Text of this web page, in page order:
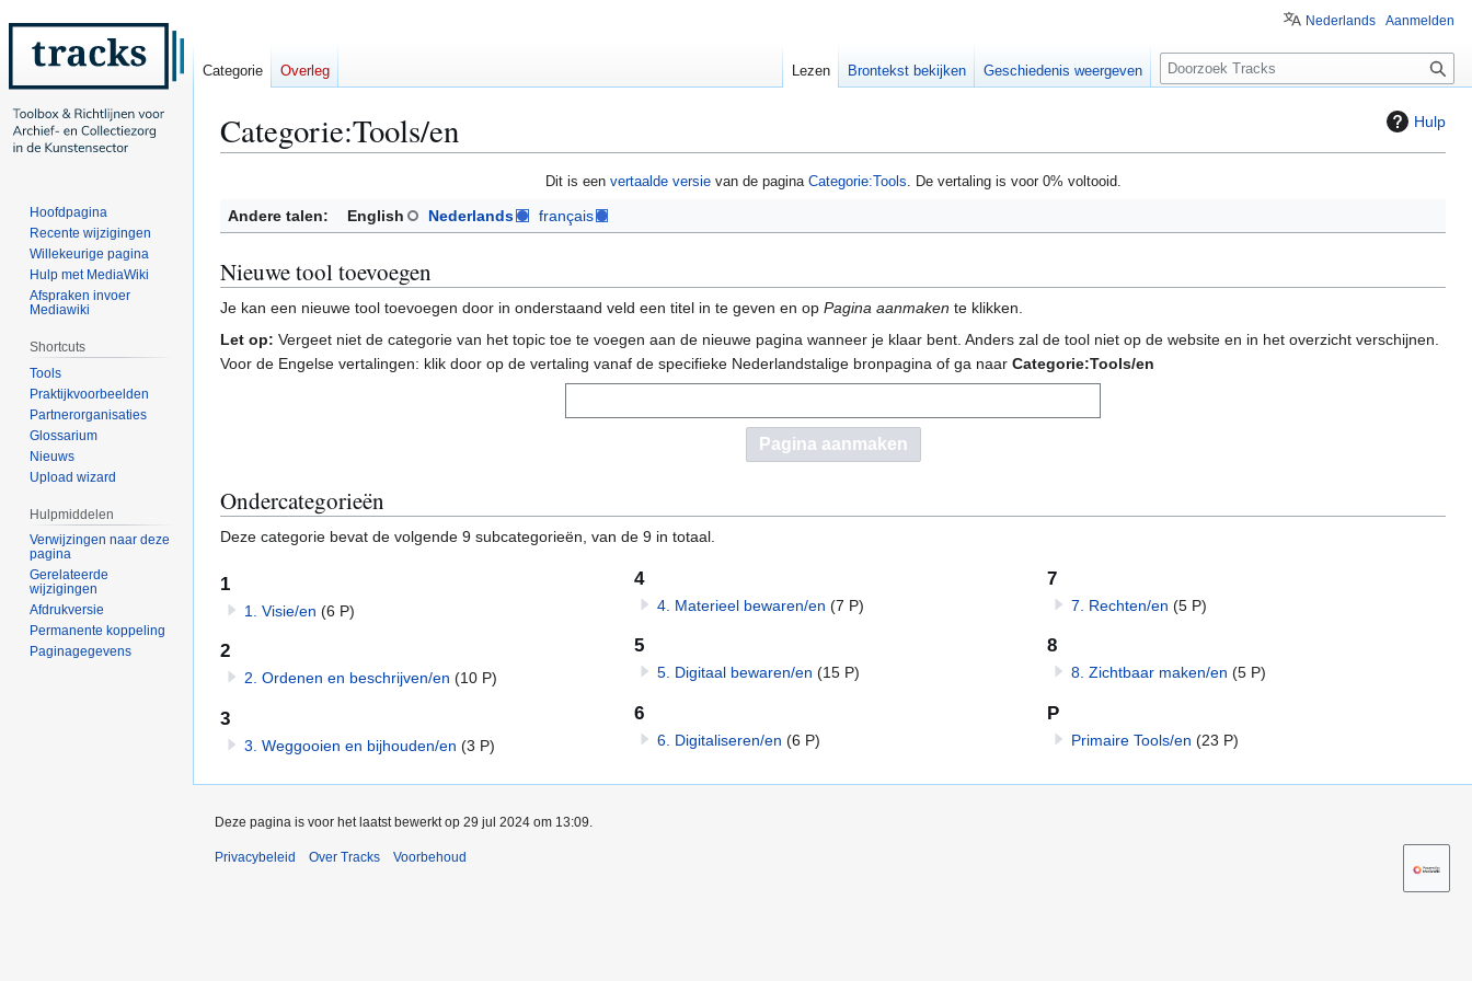
Hulp
Categorie:Tools/en
navigatie
springen
zoeken
springen
Dit is een vertaalde versievan de pagina Categorie:Tools. De vertaling is voor 0% voltooid.
Andere talen: English Nederlands français
Nieuwe tool toevoegen
Je kan een nieuwe tool toevoegen door in onderstaand veld een titel in te geven en op Pagina aanmaken te klikken.
Let op: Vergeet niet de categorie van het topic toe te voegen aan de nieuwe pagina wanneer je klaar bent. Anders zal de tool niet op de website en in het overzicht verschijnen.
Voor de Engelse vertalingen: klik door op de vertaling vanaf de specifieke Nederlandstalige bronpagina of ga naar Categorie:Tools/en
Ondercategorieën
Deze categorie bevat de volgende 9 subcategorieën, van de 9 in totaal.
1
1. Visie/en (6 P)
2
2. Ordenen en beschrijven/en (10 P)
3
3. Weggooien en bijhouden/en (3 P)
4
4. Materieel bewaren/en (7 P)
5
5. Digitaal bewaren/en (15 P)
6
6. Digitaliseren/en (6 P)
7
7. Rechten/en (5 P)
8
8. Zichtbaar maken/en (5 P)
P
Primaire Tools/en (23 P)
Nederlands Aanmelden
Categorie Overleg Lezen Brontekst bekijken Geschiedenis weergeven
Z
o
e
Hoofdpagina
Recente wijzigingen
Willekeurige pagina
Hulp met MediaWiki
Afspraken invoer
Mediawiki
Shortcuts
Tools
Praktijkvoorbeelden
Partnerorganisaties
Glossarium
Nieuws
Upload wizard
Hulpmiddelen
Verwijzingen naar deze
pagina
Gerelateerde
wijzigingen
Afdrukversie
Permanente koppeling
Paginagegevens
Deze pagina is voor het laatst bewerkt op 29 jul 2024 om 13:09.
Privacybeleid Over Tracks Voorbehoud